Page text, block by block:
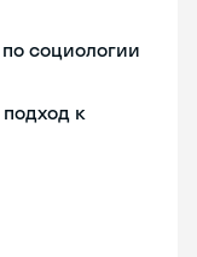
социологии
к